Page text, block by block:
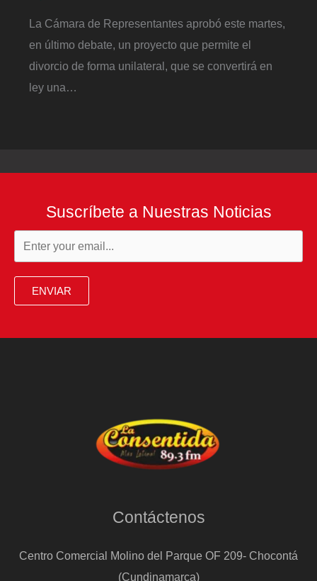
La Cámara de Representantes aprobó este martes,
en último debate, un proyecto que permite el
divorcio de forma unilateral, que se convertirá en
ley una…
Suscríbete a Nuestras Noticias
ENVIAR
Contáctenos
Centro Comercial Molino del Parque OF 209- Chocontá
(Cundinamarca)